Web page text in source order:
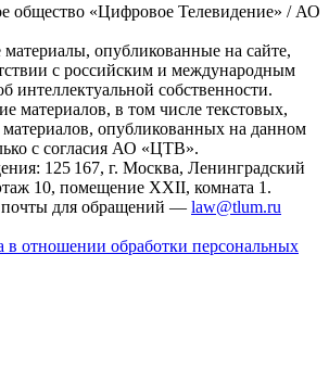
общество «Цифровое Телевидение» / АО
опубликованные на сайте,
с российским и международным
интеллектуальной собственности.
материалов, в том числе текстовых,
опубликованных на данном
с согласия АО «ЦТВ».
125 167, г. Москва, Ленинградский
10, помещение XXII, комната 1.
почты для обращений — law@tlum.ru
в отношении обработки персональных